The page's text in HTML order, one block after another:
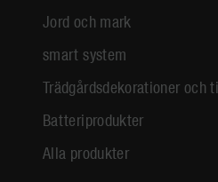
Jord och mark
smart system
Trädgårdsdekorationer och
Batteriprodukter
Alla produkter